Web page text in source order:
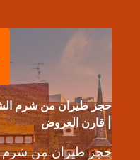
| قارن العروض
حجز طيران من شرم